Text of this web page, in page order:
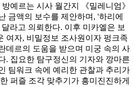
예르는 시사 월간지 《밀레니엄》
금액의 보수를 제안하며, '하리에
라고 의뢰한다. 이후 미카엘은 보
여자, 비밀정보 조사원이자 펑크족
데르의 도움을 받으며 미궁 속의 사
. 집요한 탐구정신의 기자와 깡마른
팀워크 속에 예리한 관찰과 추리가
퍼즐 조각 맞추기가 흥미진진하게